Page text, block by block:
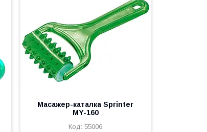
Масажер-каталка Sprinter
MY-160
55006